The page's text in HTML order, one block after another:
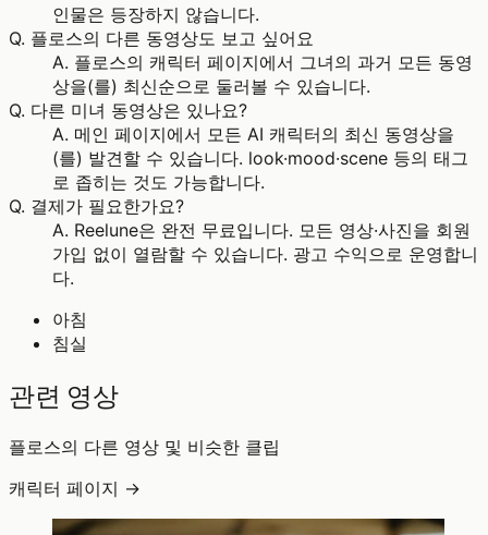
인물은 등장하지 않습니다.
Q. 플로스의 다른 동영상도 보고 싶어요
A. 플로스의 캐릭터 페이지에서 그녀의 과거 모든 동영
상을(를) 최신순으로 둘러볼 수 있습니다.
Q. 다른 미녀 동영상은 있나요?
A. 메인 페이지에서 모든 AI 캐릭터의 최신 동영상을
(를) 발견할 수 있습니다. look·mood·scene 등의 태그
로 좁히는 것도 가능합니다.
Q. 결제가 필요한가요?
A. Reelune은 완전 무료입니다. 모든 영상·사진을 회원
가입 없이 열람할 수 있습니다. 광고 수익으로 운영합니
다.
아침
침실
관련 영상
플로스의 다른 영상 및 비슷한 클립
캐릭터 페이지 →